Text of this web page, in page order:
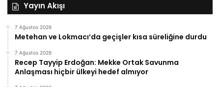
Yayın Akışı
7 Ağustos 2026
Metehan ve Lokmacı’da geçişler kısa süreliğine durdu
7 Ağustos 2026
Recep Tayyip Erdoğan: Mekke Ortak Savunma
Anlaşması hiçbir ülkeyi hedef almıyor